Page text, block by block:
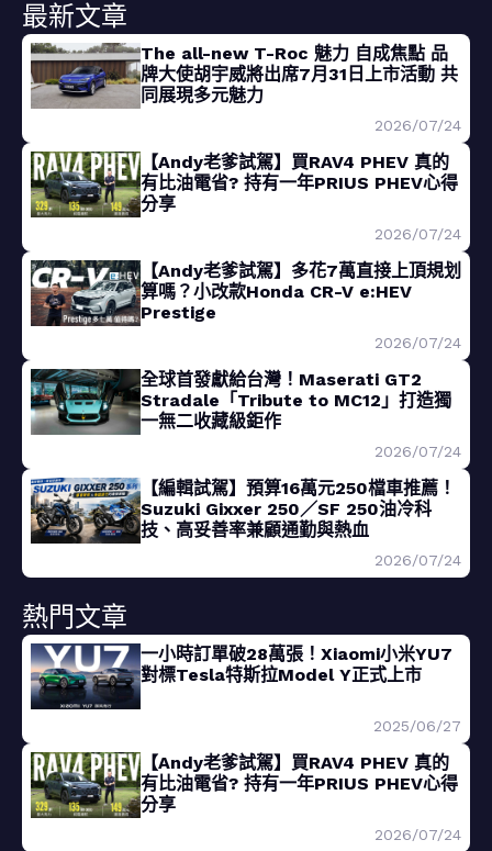
最新文章
The all-new T-Roc 魅力 自成焦點 品
牌大使胡宇威將出席7月31日上市活動 共
同展現多元魅力
2026/07/24
【Andy老爹試駕】買RAV4 PHEV 真的
有比油電省? 持有一年PRIUS PHEV心得
分享
2026/07/24
【Andy老爹試駕】多花7萬直接上頂規划
算嗎？小改款Honda CR-V e:HEV
Prestige
2026/07/24
全球首發獻給台灣！Maserati GT2
Stradale「Tribute to MC12」打造獨
一無二收藏級鉅作
2026/07/24
【編輯試駕】預算16萬元250檔車推薦！
Suzuki Gixxer 250／SF 250油冷科
技、高妥善率兼顧通勤與熱血
2026/07/24
熱門文章
一小時訂單破28萬張！Xiaomi小米YU7
對標Tesla特斯拉Model Y正式上市
2025/06/27
【Andy老爹試駕】買RAV4 PHEV 真的
有比油電省? 持有一年PRIUS PHEV心得
分享
2026/07/24